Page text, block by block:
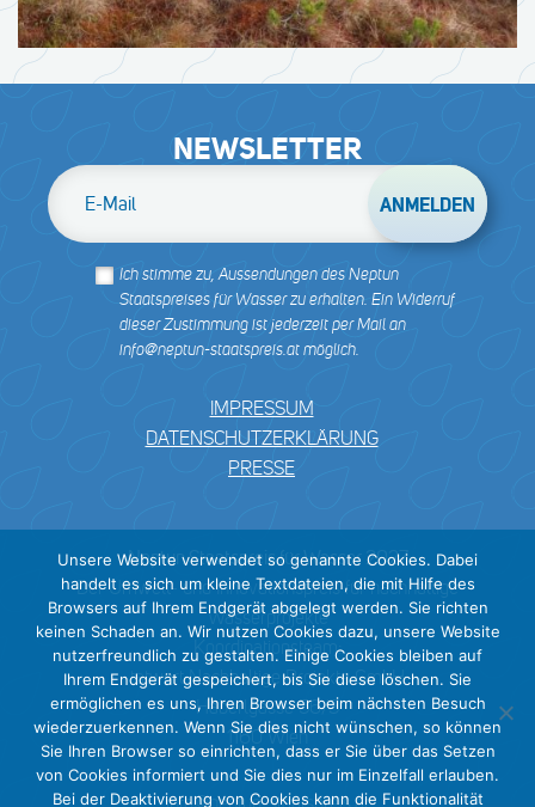
IMPRESSUM
DATENSCHUTZERKLÄRUNG
PRESSE
Neptun Staatspreis für Wasser 2027
Der Umwelt- und Innovationspreis für nachhaltige
Wasserprojekte
Koordinationsteam:
tatwort Nachhaltige Projekte GmbH
Haberlgasse 56/3
1160 Wien
NEWSLETTER
E-Mail
Ich stimme zu, Aussendungen des Neptun
Staatspreises für Wasser zu erhalten. Ein Widerruf
dieser Zustimmung ist jederzeit per Mail an
info@neptun-staatspreis.at möglich.
Unsere Website verwendet so genannte Cookies. Dabei
handelt es sich um kleine Textdateien, die mit Hilfe des
Browsers auf Ihrem Endgerät abgelegt werden. Sie richten
keinen Schaden an. Wir nutzen Cookies dazu, unsere Website
nutzerfreundlich zu gestalten. Einige Cookies bleiben auf
Ihrem Endgerät gespeichert, bis Sie diese löschen. Sie
ermöglichen es uns, Ihren Browser beim nächsten Besuch
wiederzuerkennen. Wenn Sie dies nicht wünschen, so können
Sie Ihren Browser so einrichten, dass er Sie über das Setzen
von Cookies informiert und Sie dies nur im Einzelfall erlauben.
Bei der Deaktivierung von Cookies kann die Funktionalität